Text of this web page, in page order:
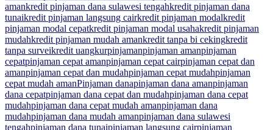
amankredit pinjaman dana sulawesi tengahkredit pinjaman dana
tunaikredit pinjaman langsung cairkredit pinjaman modalkredit
pinjaman modal cepatkredit pinjaman modal usahakredit pinjaman
mudahkredit pinjaman mudah amankredit tanpa bi cekingkredit
tanpa surveikredit uangkurpinjamanpinjaman amanpinjaman
cepatpinjaman cepat amanpinjaman cepat cairpinjaman cepat dan
amanpinjaman cepat dan mudahpinjaman cepat mudahpinjaman
cepat mudah amanPinjaman danapinjaman dana amanpinjaman
dana cepatpinjaman dana cepat dan mudahpinjaman dana cepat
mudahpinjaman dana cepat mudah amanpinjaman dana
mudahpinjaman dana mudah amanpinjaman dana sulawesi
tengahpinjaman dana tunaipinjaman langsung cairpinjaman